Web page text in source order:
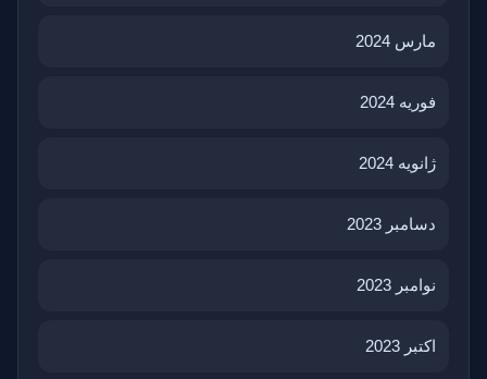
مارس 2024
فوریه 2024
ژانویه 2024
دسامبر 2023
نوامبر 2023
اکتبر 2023